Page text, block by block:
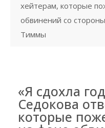
хейтерам, которые
обвинений со
Тиммы
«Я сдохла
Седокова
которые